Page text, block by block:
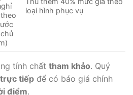
loại hình phục vụ
tính chất tham khảo. Quý
tiếp để có báo giá chính
điểm.